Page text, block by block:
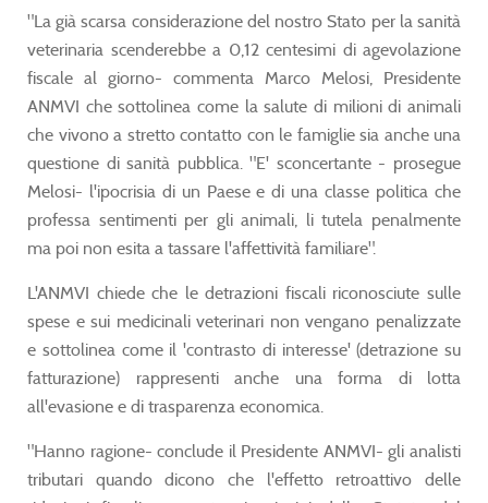
"La già scarsa considerazione del nostro Stato per la sanità
veterinaria scenderebbe a 0,12 centesimi di agevolazione
fiscale al giorno- commenta Marco Melosi, Presidente
ANMVI che sottolinea come la salute di milioni di animali
che vivono a stretto contatto con le famiglie sia anche una
questione di sanità pubblica. "E' sconcertante - prosegue
Melosi- l'ipocrisia di un Paese e di una classe politica che
professa sentimenti per gli animali, li tutela penalmente
ma poi non esita a tassare l'affettività familiare".
L'ANMVI chiede che le detrazioni fiscali riconosciute sulle
spese e sui medicinali veterinari non vengano penalizzate
e sottolinea come il 'contrasto di interesse' (detrazione su
fatturazione) rappresenti anche una forma di lotta
all'evasione e di trasparenza economica.
"Hanno ragione- conclude il Presidente ANMVI- gli analisti
tributari quando dicono che l'effetto retroattivo delle